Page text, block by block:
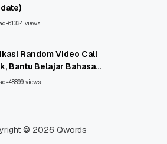
•61334 views
Random Video Call
Bantu Belajar Bahasa
•48899 views
© 2026 Qwords